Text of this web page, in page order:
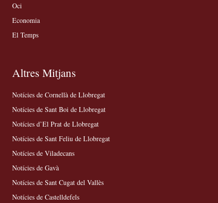
Oci
Economia
El Temps
Altres Mitjans
Notícies de Cornellà de Llobregat
Notícies de Sant Boi de Llobregat
Notícies d’El Prat de Llobregat
Notícies de Sant Feliu de Llobregat
Notícies de Viladecans
Notícies de Gavà
Notícies de Sant Cugat del Vallès
Notícies de Castelldefels